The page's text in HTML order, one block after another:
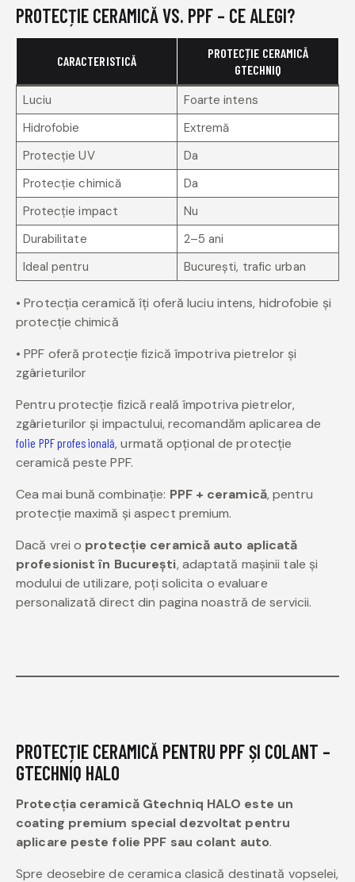
PROTECȚIE CERAMICĂ VS. PPF – CE ALEGI?
CARACTERISTICĂ
PROTECȚIE CERAMICĂ
GTECHNIQ
Luciu
Foarte intens
Hidrofobie
Extremă
Protecție UV
Da
Protecție chimică
Da
Protecție impact
Nu
Durabilitate
2–5 ani
Ideal pentru
București, trafic urban
• Protecția ceramică îți oferă luciu intens, hidrofobie și
protecție chimică
• PPF oferă protecție fizică împotriva pietrelor și
zgârieturilor
Pentru protecție fizică reală împotriva pietrelor,
zgârieturilor și impactului, recomandăm aplicarea de
folie PPF profesională, urmată opțional de protecție
ceramică peste PPF.
Cea mai bună combinație: PPF + ceramică, pentru
protecție maximă și aspect premium.
Dacă vrei o protecție ceramică auto aplicată
profesionist în București, adaptată mașinii tale și
modului de utilizare, poți solicita o evaluare
personalizată direct din pagina noastră de servicii.
PROTECȚIE CERAMICĂ PENTRU PPF ȘI COLANT –
GTECHNIQ HALO
Protecția ceramică Gtechniq HALO este un
coating premium special dezvoltat pentru
aplicare peste folie PPF sau colant auto.
Spre deosebire de ceramica clasică destinată vopselei,